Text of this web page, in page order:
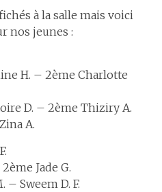
à la salle mais voici
nos jeunes :
H. – 2ème Charlotte
D. – 2ème Thiziry A.
A.
Jade G.
– Sweem D. F.